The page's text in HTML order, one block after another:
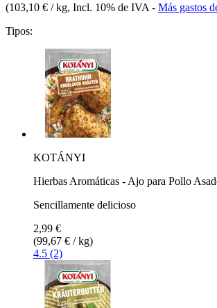
(103,10 € / kg, Incl. 10% de IVA - Más gastos
Tipos:
KOTÁNYI
Hierbas Aromáticas - Ajo para Pollo
Sencillamente delicioso
2,99 €
(99,67 € / kg)
4.5 (2)